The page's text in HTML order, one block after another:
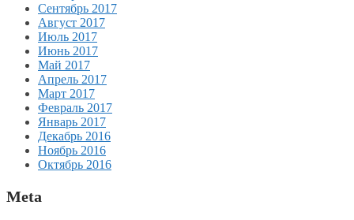
Сентябрь 2017
Август 2017
Июль 2017
Июнь 2017
Май 2017
Апрель 2017
Март 2017
Февраль 2017
Январь 2017
Декабрь 2016
Ноябрь 2016
Октябрь 2016
Meta